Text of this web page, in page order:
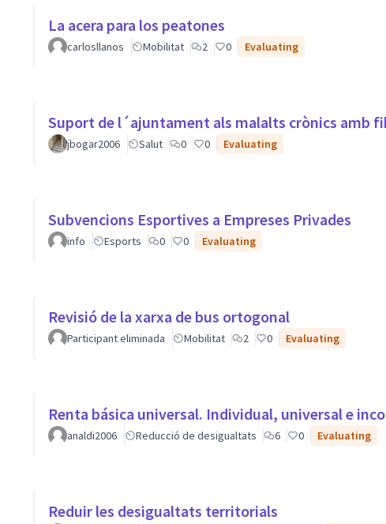
La acera para los peatones
carlosllanos Mobilitat 2 0 Evaluating
Suport de l´ajuntament als malalts crònics amb
jbogar2006 Salut 0 0 Evaluating
Subvencions Esportives a Empreses Privades
info Esports 0 0 Evaluating
Revisió de la xarxa de bus ortogonal
Participant eliminada Mobilitat 2 0 Evaluating
Renta básica universal. Individual, universal e
analdi2006 Reducció de desigualtats 6 0 Evaluating
Reduir les desigualtats territorials